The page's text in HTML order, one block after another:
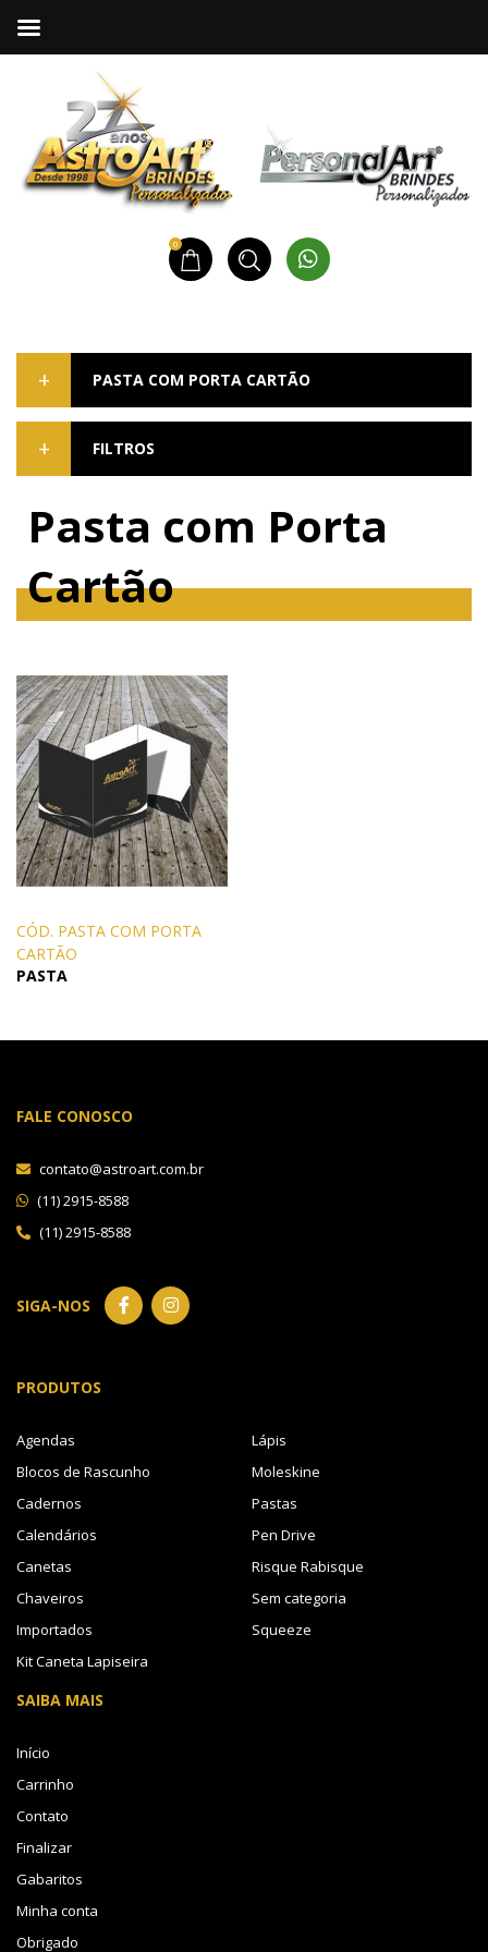
0
PASTA COM PORTA CARTÃO
FILTROS
Pasta com Porta
Cartão
CÓD. PASTA COM PORTA
CARTÃO
PASTA
FALE CONOSCO
contato@astroart.com.br
(11) 2915-8588
(11) 2915-8588
SIGA-NOS
PRODUTOS
Agendas
Blocos de Rascunho
Cadernos
Calendários
Canetas
Chaveiros
Importados
Kit Caneta Lapiseira
Lápis
Moleskine
Pastas
Pen Drive
Risque Rabisque
Sem categoria
Squeeze
SAIBA MAIS
Início
Carrinho
Contato
Finalizar
Gabaritos
Minha conta
Obrigado